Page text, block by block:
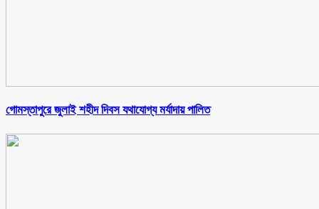
গোমস্তাপুরে জুলাই শহীদ দিবস যথাযোগ্য মর্যাদায় পালিত